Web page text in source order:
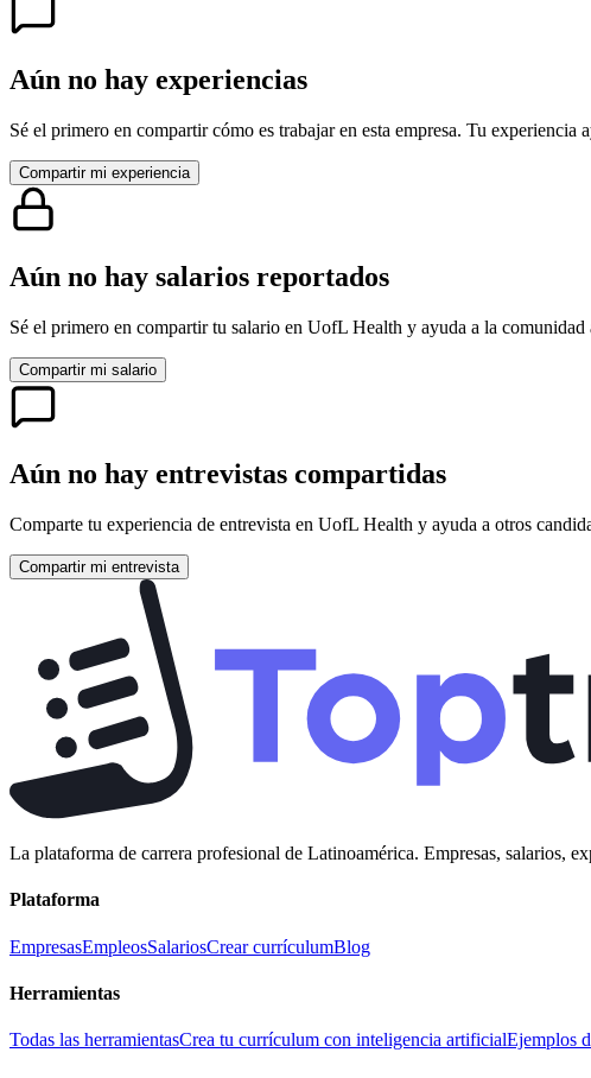
Aún no hay experiencias
Sé el primero en compartir cómo es trabajar en esta empresa. Tu experiencia
Compartir mi experiencia
Aún no hay salarios reportados
Sé el primero en compartir tu salario en UofL Health y ayuda a la comunidad
Compartir mi salario
Aún no hay entrevistas compartidas
Comparte tu experiencia de entrevista en UofL Health y ayuda a otros
Compartir mi entrevista
La plataforma de carrera profesional de Latinoamérica. Empresas, salarios,
Plataforma
EmpresasEmpleosSalariosCrear currículumBlog
Herramientas
Todas las herramientasCrea tu currículum con inteligencia artificialEjemplos